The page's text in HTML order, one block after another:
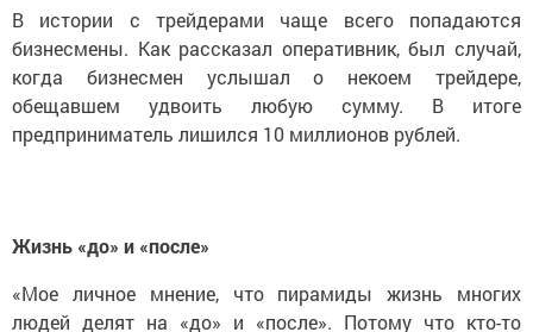
В истории с трейдерами чаще всего попадаются
бизнесмены. Как рассказал оперативник, был случай,
когда бизнесмен услышал о некоем трейдере,
обещавшем удвоить любую сумму. В итоге
предприниматель лишился 10 миллионов рублей.
Жизнь «до» и «после»
«Мое личное мнение, что пирамиды жизнь многих
людей делят на «до» и «после». Потому что кто-то